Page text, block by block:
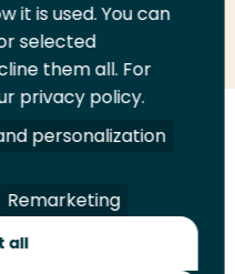
Index
Contact
it is used. You can
selected
them all. For
privacy policy.
personalization
Remarketing
all